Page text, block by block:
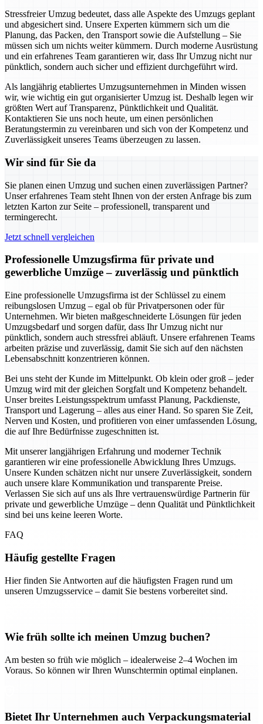
Stressfreier Umzug bedeutet, dass alle Aspekte des Umzugs geplant
und abgesichert sind. Unsere Experten kümmern sich um die
Planung, das Packen, den Transport sowie die Aufstellung – Sie
müssen sich um nichts weiter kümmern. Durch moderne Ausrüstung
und ein erfahrenes Team garantieren wir, dass Ihr Umzug nicht nur
pünktlich, sondern auch sicher und effizient durchgeführt wird.
Als langjährig etabliertes Umzugsunternehmen in Minden wissen
wir, wie wichtig ein gut organisierter Umzug ist. Deshalb legen wir
größten Wert auf Transparenz, Pünktlichkeit und Qualität.
Kontaktieren Sie uns noch heute, um einen persönlichen
Beratungstermin zu vereinbaren und sich von der Kompetenz und
Zuverlässigkeit unseres Teams überzeugen zu lassen.
Wir sind für Sie da
Sie planen einen Umzug und suchen einen zuverlässigen Partner?
Unser erfahrenes Team steht Ihnen von der ersten Anfrage bis zum
letzten Karton zur Seite – professionell, transparent und
termingerecht.
Jetzt schnell vergleichen
Professionelle Umzugsfirma für private und
gewerbliche Umzüge – zuverlässig und pünktlich
Eine professionelle Umzugsfirma ist der Schlüssel zu einem
reibungslosen Umzug – egal ob für Privatpersonen oder für
Unternehmen. Wir bieten maßgeschneiderte Lösungen für jeden
Umzugsbedarf und sorgen dafür, dass Ihr Umzug nicht nur
pünktlich, sondern auch stressfrei abläuft. Unsere erfahrenen Teams
arbeiten präzise und zuverlässig, damit Sie sich auf den nächsten
Lebensabschnitt konzentrieren können.
Bei uns steht der Kunde im Mittelpunkt. Ob klein oder groß – jeder
Umzug wird mit der gleichen Sorgfalt und Kompetenz behandelt.
Unser breites Leistungsspektrum umfasst Planung, Packdienste,
Transport und Lagerung – alles aus einer Hand. So sparen Sie Zeit,
Nerven und Kosten, und profitieren von einer umfassenden Lösung,
die auf Ihre Bedürfnisse zugeschnitten ist.
Mit unserer langjährigen Erfahrung und moderner Technik
garantieren wir eine professionelle Abwicklung Ihres Umzugs.
Unsere Kunden schätzen nicht nur unsere Zuverlässigkeit, sondern
auch unsere klare Kommunikation und transparente Preise.
Verlassen Sie sich auf uns als Ihre vertrauenswürdige Partnerin für
private und gewerbliche Umzüge – denn Qualität und Pünktlichkeit
sind bei uns keine leeren Worte.
FAQ
Häufig gestellte Fragen
Hier finden Sie Antworten auf die häufigsten Fragen rund um
unseren Umzugsservice – damit Sie bestens vorbereitet sind.
Wie früh sollte ich meinen Umzug buchen?
Am besten so früh wie möglich – idealerweise 2–4 Wochen im
Voraus. So können wir Ihren Wunschtermin optimal einplanen.
Bietet Ihr Unternehmen auch Verpackungsmaterial